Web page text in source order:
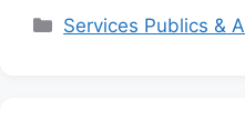
Catégories
Services Publics &